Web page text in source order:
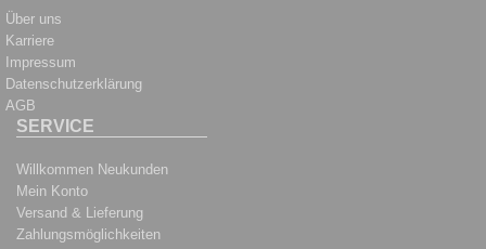
Über uns
Karriere
Impressum
Datenschutzerklärung
AGB
SERVICE
Willkommen Neukunden
Mein Konto
Versand & Lieferung
Zahlungsmöglichkeiten